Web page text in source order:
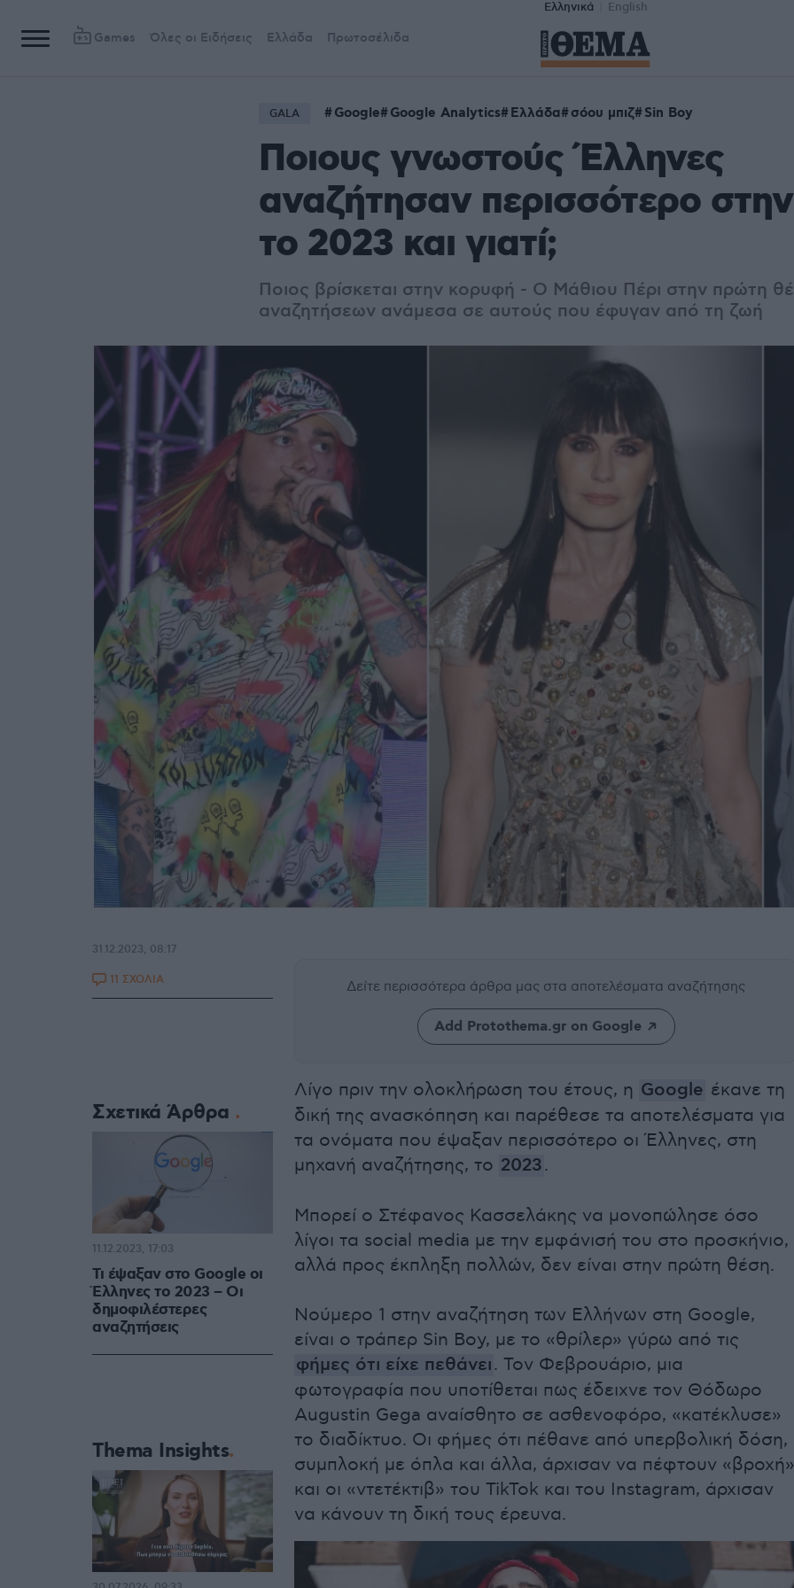
Ελληνικά English
Games Όλες οι Ειδήσεις Ελλάδα Πρωτοσέλιδα
GALA Google Google Analytics Ελλάδα σόου μπιζ Sin Boy
Ποιους γνωστούς Έλληνες
αναζήτησαν περισσότερο
το 2023 και γιατί;
Ποιος βρίσκεται στην κορυφή - O Μάθιου Πέρι στην πρώτη
αναζητήσεων ανάμεσα σε αυτούς που έφυγαν από τη ζωή
Δείτε περισσότερα άρθρα μας στα αποτελέσματα αναζήτησης
Add Protothema.gr on Google
Λίγο πριν την ολοκλήρωση του έτους, η Google έκανε τη
δική της ανασκόπηση και παρέθεσε τα αποτελέσματα για
τα ονόματα που έψαξαν περισσότερο οι Έλληνες, στη
μηχανή αναζήτησης, το 2023.
Μπορεί ο Στέφανος Κασσελάκης να μονοπώλησε όσο
λίγοι τα social media με την εμφάνισή του στο προσκήνιο,
αλλά προς έκπληξη πολλών, δεν είναι στην πρώτη θέση.
Νούμερο 1 στην αναζήτηση των Ελλήνων στη Google,
είναι ο τράπερ Sin Boy, με το «θρίλερ» γύρω από τις
φήμες ότι είχε πεθάνει. Τον Φεβρουάριο, μια
φωτογραφία που υποτίθεται πως έδειχνε τον Θόδωρο
Augustin Gega αναίσθητο σε ασθενοφόρο, «κατέκλυσε»
το διαδίκτυο. Οι φήμες ότι πέθανε από υπερβολική δόση,
συμπλοκή με όπλα και άλλα, άρχισαν να πέφτουν «βροχή»
και οι «ντετέκτιβ» του TikTok και του Instagram, άρχισαν
να κάνουν τη δική τους έρευνα.
31.12.2023, 08:17
11 ΣΧΟΛΙΑ
Σχετικά Άρθρα
Τι έψαξαν στο Google οι
Έλληνες το 2023 – Οι
δημοφιλέστερες
αναζητήσεις
11.12.2023, 17:03
Thema Insights